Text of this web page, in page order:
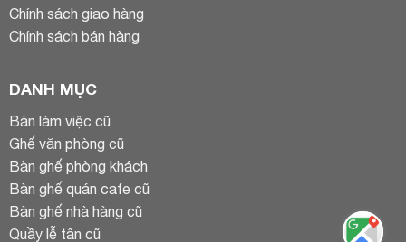
Chính sách giao hàng
Chính sách bán hàng
DANH MỤC
Bàn làm việc cũ
Ghế văn phòng cũ
Bàn ghế phòng khách
Bàn ghế quán cafe cũ
Bàn ghế nhà hàng cũ
Quầy lễ tân cũ